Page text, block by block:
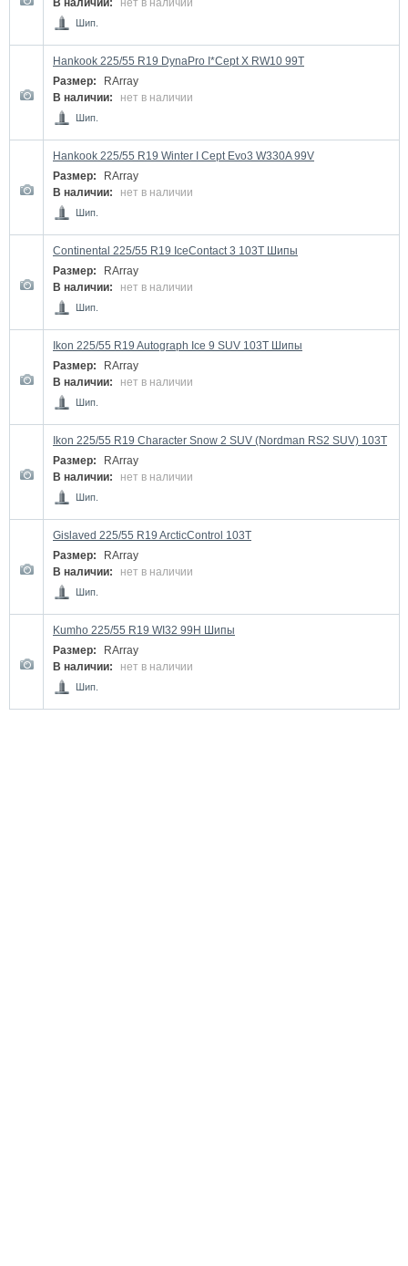
В наличии: нет в наличии
Шип.
Hankook 225/55 R19 DynaPro I*Cept X RW10 99T
Размер:
RArray
В наличии:
нет в наличии
Шип.
Hankook 225/55 R19 Winter I Cept Evo3 W330A 99V
Размер:
RArray
В наличии:
нет в наличии
Шип.
Continental 225/55 R19 IceContact 3 103T Шипы
Размер:
RArray
В наличии:
нет в наличии
Шип.
Ikon 225/55 R19 Autograph Ice 9 SUV 103T Шипы
Размер:
RArray
В наличии:
нет в наличии
Шип.
Ikon 225/55 R19 Character Snow 2 SUV (Nordman RS2 SUV) 103T
Размер:
RArray
В наличии:
нет в наличии
Шип.
Gislaved 225/55 R19 ArcticControl 103T
Размер:
RArray
В наличии:
нет в наличии
Шип.
Kumho 225/55 R19 WI32 99H Шипы
Размер:
RArray
В наличии:
нет в наличии
Шип.